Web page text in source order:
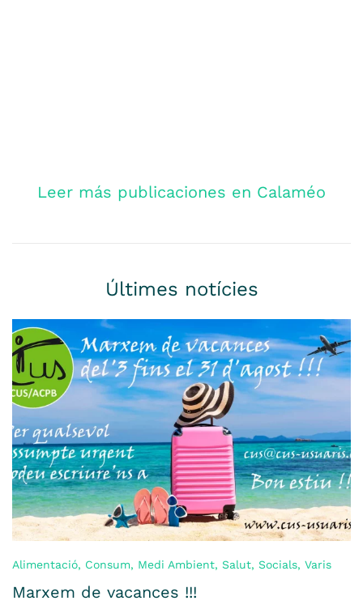
Leer más publicaciones en Calaméo
Últimes notícies
Alimentació, Consum, Medi Ambient, Salut, Socials, Varis
Marxem de vacances !!!